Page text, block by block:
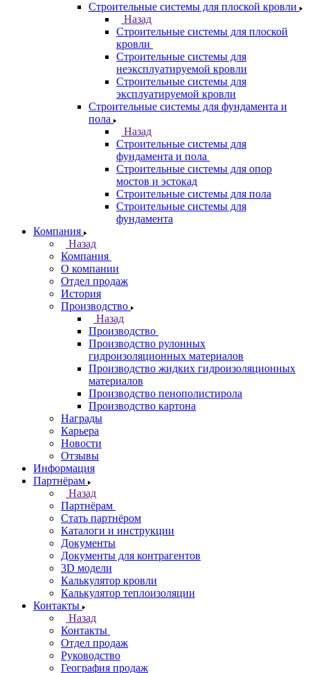
Строительные системы для плоской кровли
Назад
Строительные системы для плоской
кровли
Строительные системы для
неэксплуатируемой кровли
Строительные системы для
эксплуатируемой кровли
Строительные системы для фундамента и
пола
Назад
Строительные системы для
фундамента и пола
Строительные системы для опор
мостов и эстокад
Строительные системы для пола
Строительные системы для
фундамента
Компания
Назад
Компания
О компании
Отдел продаж
История
Производство
Назад
Производство
Производство рулонных
гидроизоляционных материалов
Производство жидких гидроизоляционных
материалов
Производство пенополистирола
Производство картона
Награды
Карьера
Новости
Отзывы
Информация
Партнёрам
Назад
Партнёрам
Стать партнёром
Каталоги и инструкции
Документы
Документы для контрагентов
3D модели
Калькулятор кровли
Калькулятор теплоизоляции
Контакты
Назад
Контакты
Отдел продаж
Руководство
География продаж